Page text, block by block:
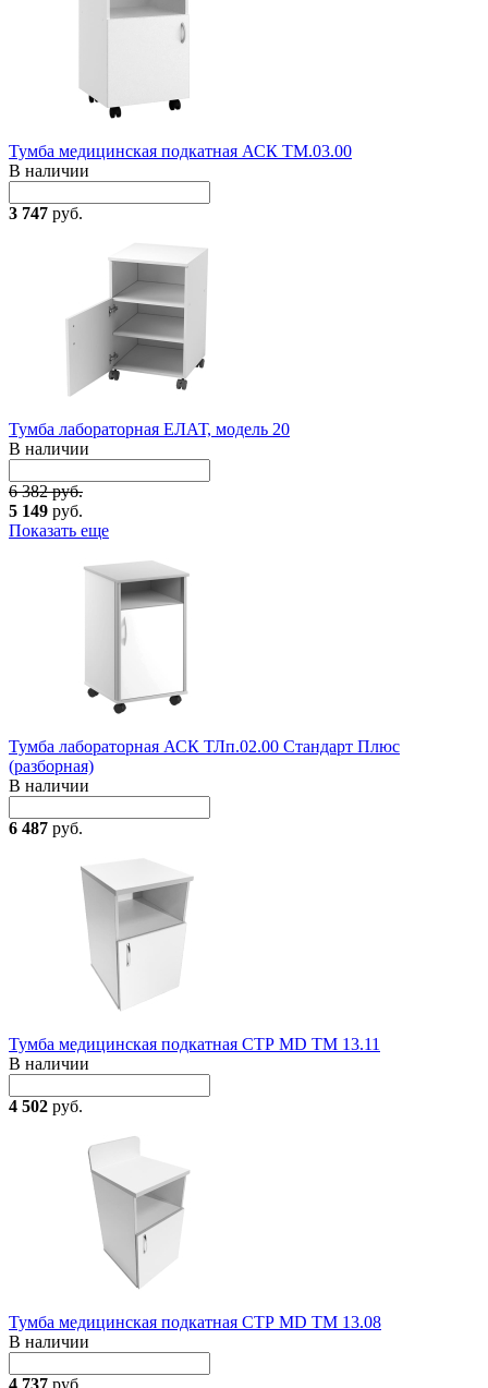
Тумба медицинская подкатная АСК ТМ.03.00
В наличии
3 747 руб.
Тумба лабораторная ЕЛАТ, модель 20
В наличии
6 382 руб.
5 149 руб.
Показать еще
Тумба лабораторная АСК ТЛп.02.00 Стандарт Плюс
(разборная)
В наличии
6 487 руб.
Тумба медицинская подкатная СТР MD TM 13.11
В наличии
4 502 руб.
Тумба медицинская подкатная СТР MD TM 13.08
В наличии
4 737 руб.